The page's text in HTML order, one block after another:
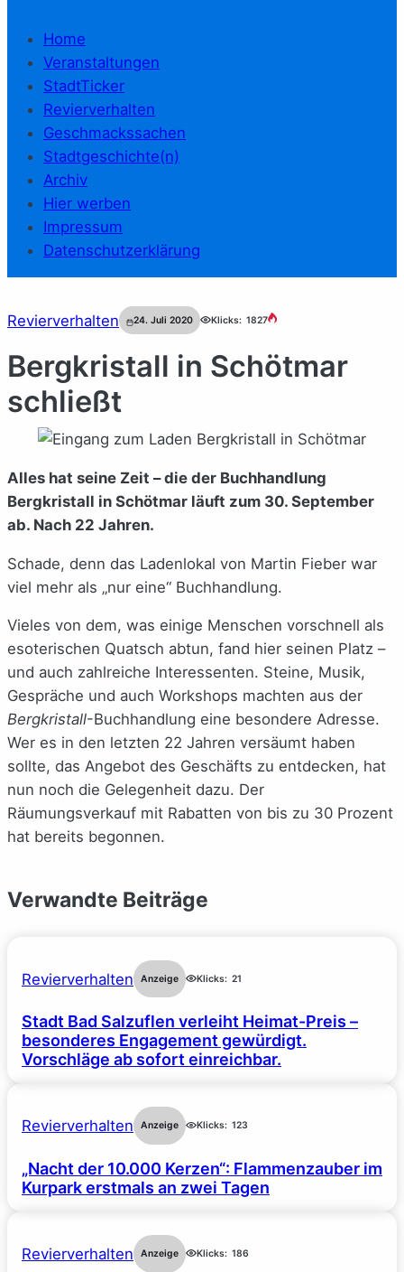
Home
Veranstaltungen
StadtTicker
Revierverhalten
Geschmackssachen
Stadtgeschichte(n)
Archiv
Hier werben
Impressum
Datenschutzerklärung
Revierverhalten 24. Juli 2020 Klicks: 1827
Bergkristall in Schötmar
schließt
Alles hat seine Zeit – die der Buchhandlung
Bergkristall in Schötmar läuft zum 30. September
ab. Nach 22 Jahren.
Schade, denn das Ladenlokal von Martin Fieber war
viel mehr als „nur eine“ Buchhandlung.
Vieles von dem, was einige Menschen vorschnell als
esoterischen Quatsch abtun, fand hier seinen Platz –
und auch zahlreiche Interessenten. Steine, Musik,
Gespräche und auch Workshops machten aus der
Bergkristall-Buchhandlung eine besondere Adresse.
Wer es in den letzten 22 Jahren versäumt haben
sollte, das Angebot des Geschäfts zu entdecken, hat
nun noch die Gelegenheit dazu. Der
Räumungsverkauf mit Rabatten von bis zu 30 Prozent
hat bereits begonnen.
Verwandte Beiträge
Revierverhalten Anzeige Klicks: 21
Stadt Bad Salzuflen verleiht Heimat-Preis –
besonderes Engagement gewürdigt.
Vorschläge ab sofort einreichbar.
Revierverhalten Anzeige Klicks: 123
„Nacht der 10.000 Kerzen“: Flammenzauber im
Kurpark erstmals an zwei Tagen
Revierverhalten Anzeige Klicks: 186